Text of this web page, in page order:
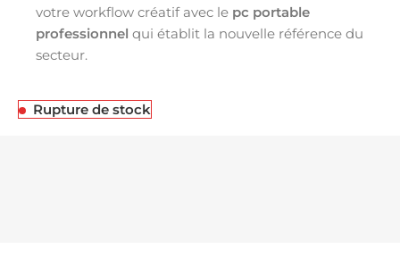
votre workflow créatif avec le pc portable
professionnel qui établit la nouvelle référence du
secteur.
Rupture de stock